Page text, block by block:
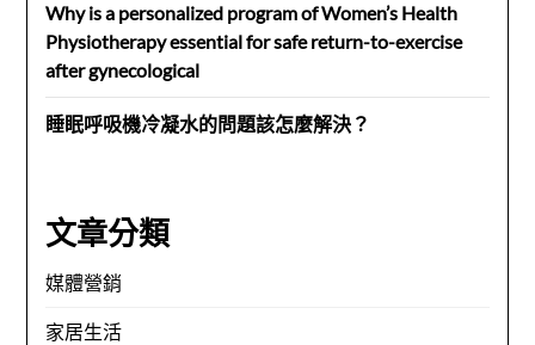
Why is a personalized program of Women’s Health
Physiotherapy essential for safe return-to-exercise
after gynecological
睡眠呼吸機冷凝水的問題該怎麼解決？
文章分類
媒體營銷
家居生活